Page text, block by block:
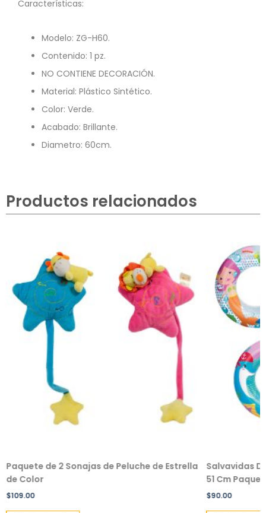
Características:
Modelo: ZG-H60.
Contenido: 1 pz.
NO CONTIENE DECORACIÓN.
Material: Plástico Sintético.
Color: Verde.
Acabado: Brillante.
Diametro: 60cm.
Productos relacionados
Paquete de 2 Sonajas de Peluche de Estrella
de Color
$109.00
Salvavidas
51 Cm
$90.00